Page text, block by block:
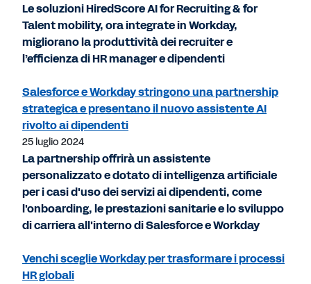
Le soluzioni HiredScore AI for Recruiting & for
Talent mobility, ora integrate in Workday,
migliorano la produttività dei recruiter e
l’efficienza di HR manager e dipendenti
Salesforce e Workday stringono una partnership
strategica e presentano il nuovo assistente AI
rivolto ai dipendenti
25 luglio 2024
La partnership offrirà un assistente
personalizzato e dotato di intelligenza artificiale
per i casi d'uso dei servizi ai dipendenti, come
l'onboarding, le prestazioni sanitarie e lo sviluppo
di carriera all'interno di Salesforce e Workday
Venchi sceglie Workday per trasformare i processi
HR globali